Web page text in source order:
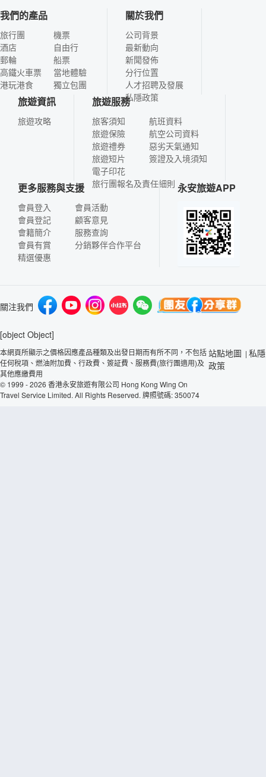
我們的產品
旅行團
酒店
郵輪
高鐵火車票
港玩港食
機票
自由行
船票
當地體驗
獨立包團
關於我們
公司背景
最新動向
新聞發佈
分行位置
人才招聘及發展
私隱政策
旅遊資訊
旅遊攻略
旅遊服務
旅客須知
旅遊保險
旅遊禮券
旅遊短片
電子印花
航班資料
航空公司資料
惡劣天氣通知
簽證及入境須知
旅行團報名及責任細則
更多服務與支援
會員登入
會員登記
會籍簡介
會員有賞
精選優惠
會員活動
顧客意見
服務查詢
分銷夥伴合作平台
永安旅遊APP
關注我們
[object Object]
本網頁所顯示之價格因應產品種類及出發日期而有所不同，不包括
任何稅項、燃油附加費、行政費、簽証費、服務費(旅行團適用)及
其他應繳費用
© 1999 - 2026 香港永安旅遊有限公司 Hong Kong Wing On
Travel Service Limited. All Rights Reserved. 牌照號碼: 350074
站點地圖 | 私隱
政策